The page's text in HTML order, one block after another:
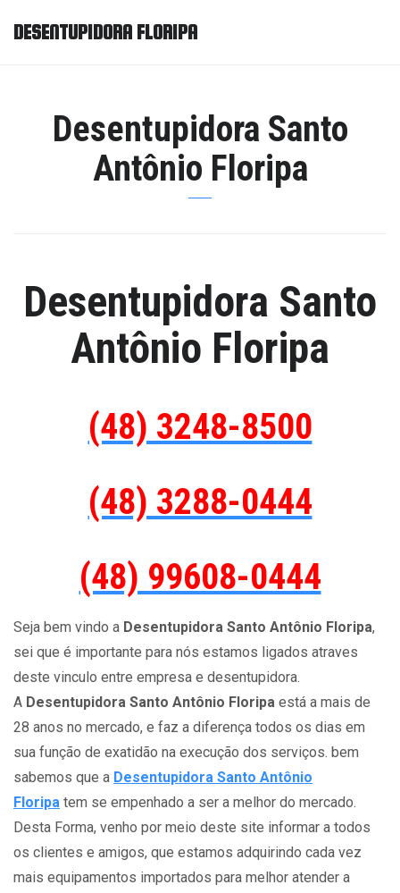
DESENTUPIDORA FLORIPA
Desentupidora Santo
Antônio Floripa
Desentupidora Santo
Antônio Floripa
(48) 3248-8500
(48) 3288-0444
(48) 99608-0444
Seja bem vindo a Desentupidora Santo Antônio Floripa,
sei que é importante para nós estamos ligados atraves
deste vinculo entre empresa e desentupidora.
A Desentupidora Santo Antônio Floripa está a mais de
28 anos no mercado, e faz a diferença todos os dias em
sua função de exatidão na execução dos serviços. bem
sabemos que a Desentupidora Santo Antônio
Floripa tem se empenhado a ser a melhor do mercado.
Desta Forma, venho por meio deste site informar a todos
os clientes e amigos, que estamos adquirindo cada vez
mais equipamentos importados para melhor atender a